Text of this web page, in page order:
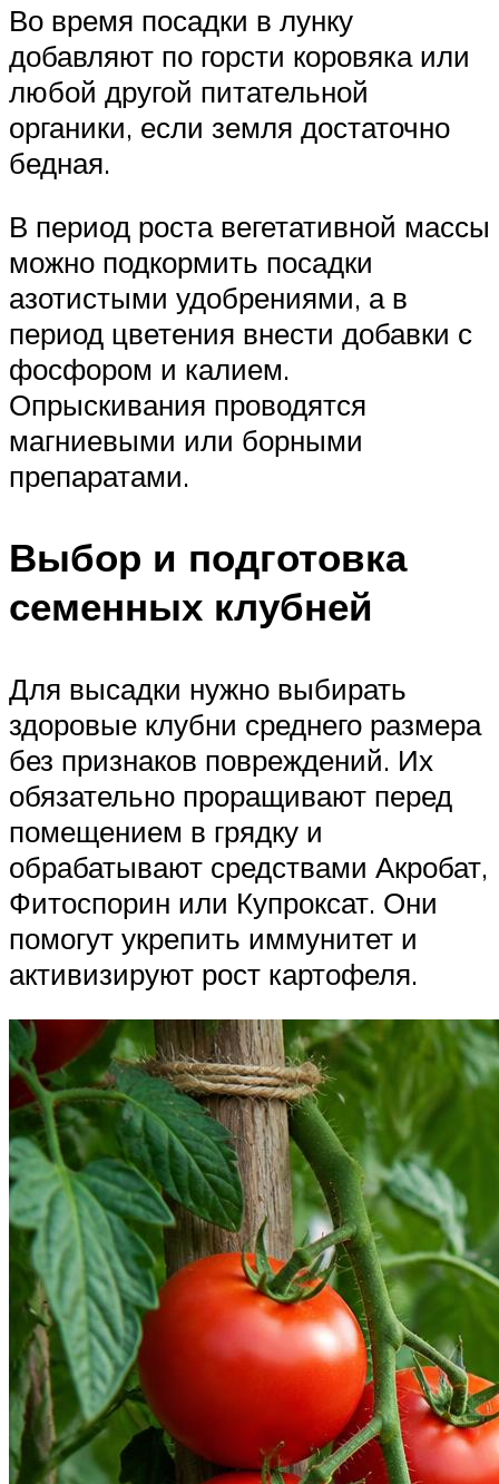
Во время посадки в лунку
добавляют по горсти коровяка или
любой другой питательной
органики, если земля достаточно
бедная.
В период роста вегетативной массы
можно подкормить посадки
азотистыми удобрениями, а в
период цветения внести добавки с
фосфором и калием.
Опрыскивания проводятся
магниевыми или борными
препаратами.
Выбор и подготовка
семенных клубней
Для высадки нужно выбирать
здоровые клубни среднего размера
без признаков повреждений. Их
обязательно проращивают перед
помещением в грядку и
обрабатывают средствами Акробат,
Фитоспорин или Купроксат. Они
помогут укрепить иммунитет и
активизируют рост картофеля.